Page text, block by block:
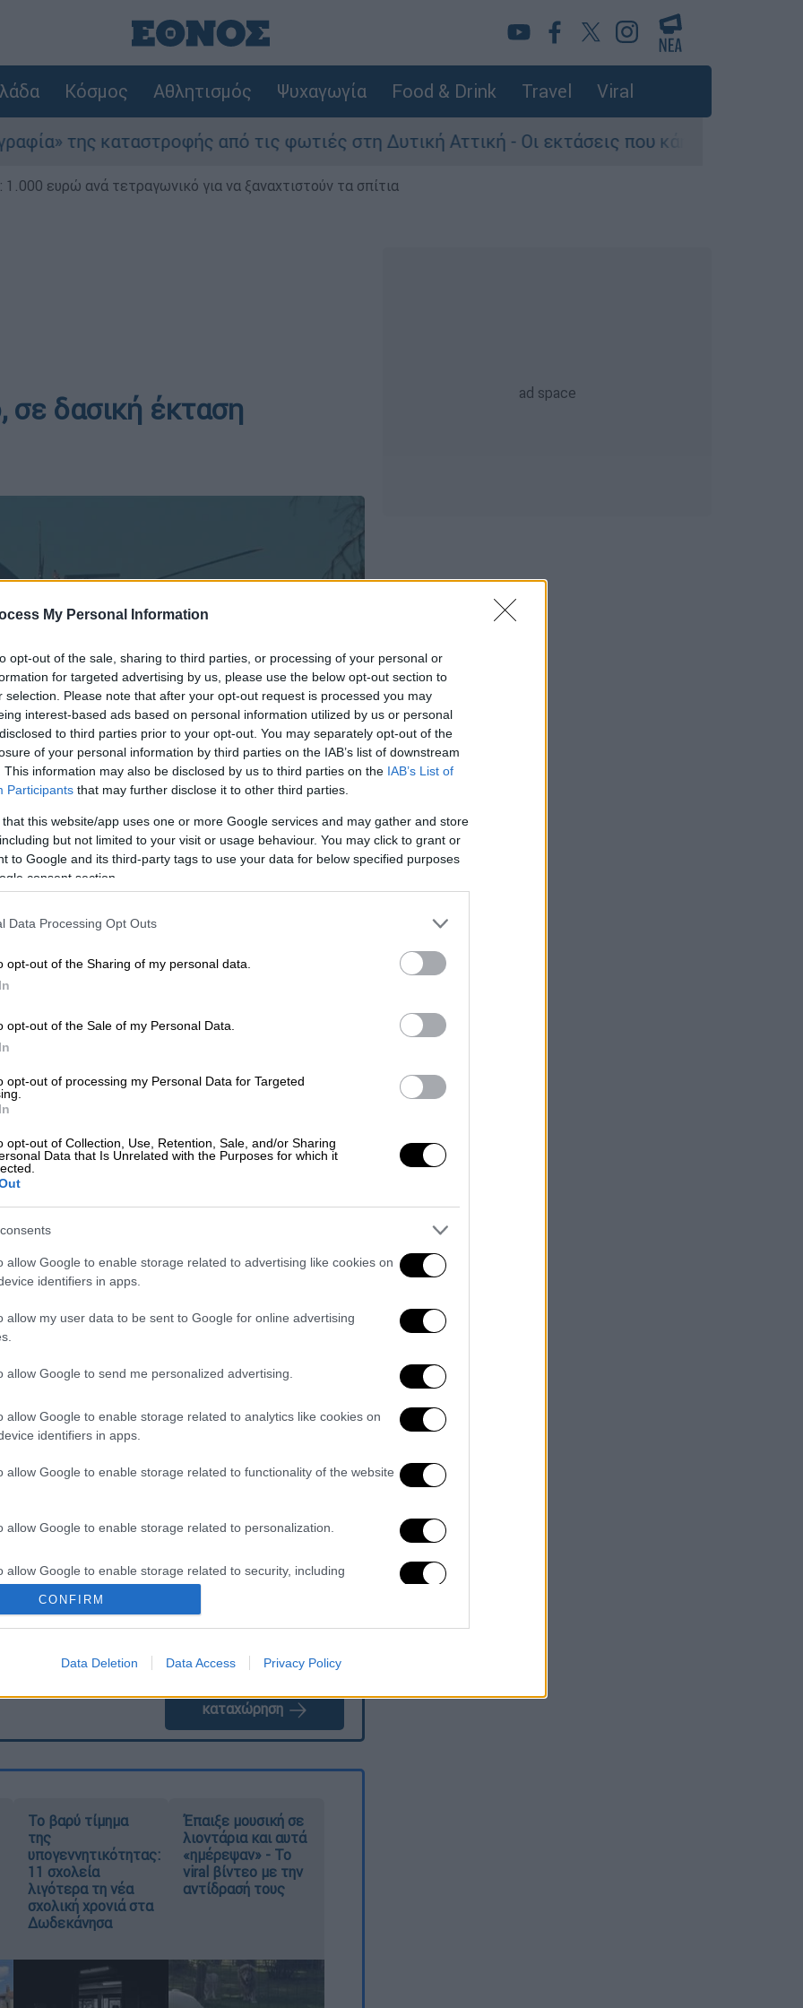
My Personal Information
opt-out of the sale, sharing to third parties, or processing of your personal or
for targeted advertising by us, please use the below opt-out section to
selection. Please note that after your opt-out request is processed you may
interest-based ads based on personal information utilized by us or personal
to third parties prior to your opt-out. You may separately opt-out of the
of your personal information by third parties on the IAB’s list of downstream
This information may also be disclosed by us to third parties on the IAB’s List of
Participants that may further disclose it to other third parties.
that this website/app uses one or more Google services and may gather and store
but not limited to your visit or usage behaviour. You may click to grant or
to Google and its third-party tags to use your data for below specified purposes
consent section.
Data Processing Opt Outs
opt-out of the Sharing of my personal data.
opt-out of the Sale of my Personal Data.
opt-out of processing my Personal Data for Targeted
opt-out of Collection, Use, Retention, Sale, and/or Sharing
Data that Is Unrelated with the Purposes for which it
allow Google to enable storage related to advertising like cookies on
identifiers in apps.
allow my user data to be sent to Google for online advertising
allow Google to send me personalized advertising.
allow Google to enable storage related to analytics like cookies on
identifiers in apps.
allow Google to enable storage related to functionality of the website
allow Google to enable storage related to personalization.
allow Google to enable storage related to security, including
functionality and fraud prevention, and other user protection.
CONFIRM
Data Deletion Data Access Privacy Policy
Κόσμος Αθλητισμός Ψυχαγωγία Food & Drink Travel Viral
της καταστροφής από τις φωτιές στη Δυτική Αττική - Οι εκτάσεις που κάηκαν και η επόμενη
ευρώ ανά τετραγωνικό για να ξαναχτιστούν τα σπίτια
δασική έκταση
το ΕΘΝΟΣ στη Google
το απόγευμα της Κυριακής (19/4) σε
γιατί αρνήθηκε να
της νήσου Σκιάθου.
ομάδα πεζοπόρου τμήματος, 4
υδροφόρες ΟΤΑ.
April 19, 2026
σημείοεπιχειρούν 15 πυροσβέστεςμε
τμήματος και ένα αεροσκάφος.
ΕΘΝΟΣ θα παρεμβαίνει και τα προσβλητικά σχόλια θα
καταχώρηση
Το βαρύ τίμημα
της
υπογεννητικότητας:
11 σχολεία
λιγότερα τη νέα
σχολική χρονιά στα
Δωδεκάνησα
Έπαιξε μουσική σε
λιοντάρια και αυτά
«ημέρεψαν» - Το
viral βίντεο με την
αντίδρασή τους